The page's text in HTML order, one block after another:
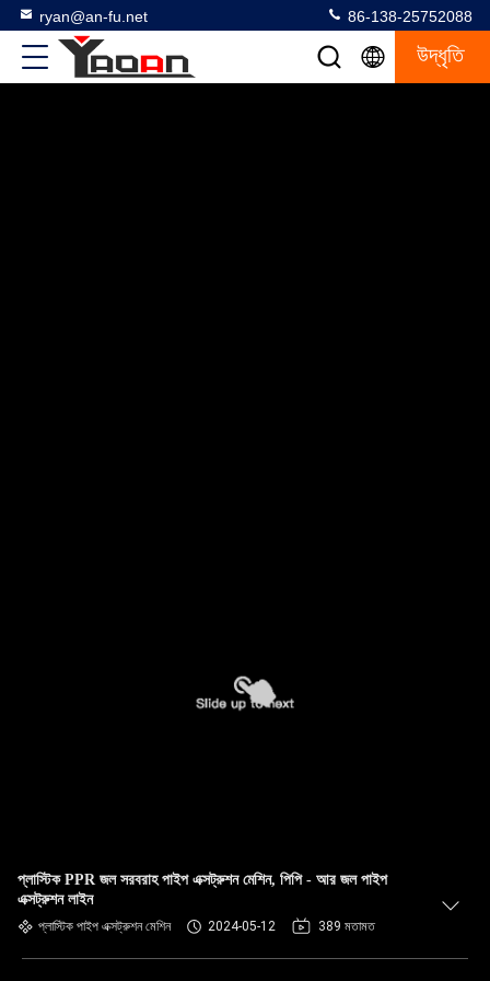
ryan@an-fu.net 86-138-25752088
উদ্ধৃতি
প্লাস্টিক PPR জল সরবরাহ পাইপ এক্সট্রুশন মেশিন, পিপি - আর জল পাইপ
এক্সট্রুশন লাইন
প্লাস্টিক পাইপ এক্সট্রুশন মেশিন 2024-05-12 389 মতামত